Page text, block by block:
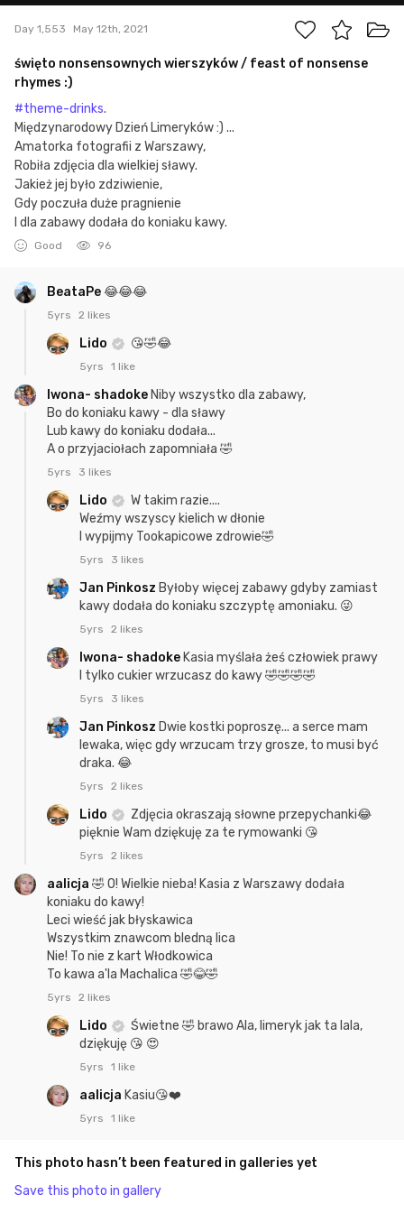
Day 1,553 May 12th, 2021
święto nonsensownych wierszyków / feast of nonsense
rhymes :)
#theme-drinks.
Międzynarodowy Dzień Limeryków :) ...
Amatorka fotografii z Warszawy,
Robiła zdjęcia dla wielkiej sławy.
Jakież jej było zdziwienie,
Gdy poczuła duże pragnienie
I dla zabawy dodała do koniaku kawy.
Good 96
BeataPe😂😂😂
5yrs 2 likes
Lido 😘🤣😂
5yrs 1 like
Iwona- shadoke Niby wszystko dla zabawy,
Bo do koniaku kawy - dla sławy
Lub kawy do koniaku dodała...
A o przyjaciołach zapomniała 🤣
5yrs 3 likes
Lido
W takim razie....
Weźmy wszyscy kielich w dłonie
I wypijmy Tookapicowe zdrowie🤣
5yrs 3 likes
Jan Pinkosz Byłoby więcej zabawy gdyby zamiast
kawy dodała do koniaku szczyptę amoniaku. 😜
5yrs 2 likes
Iwona- shadoke Kasia myślała żeś człowiek prawy
I tylko cukier wrzucasz do kawy 🤣🤣🤣🤣
5yrs 3 likes
Jan Pinkosz Dwie kostki poproszę... a serce mam
lewaka, więc gdy wrzucam trzy grosze, to musi być
draka. 😂
5yrs 2 likes
Lido
Zdjęcia okraszają słowne przepychanki😂
pięknie Wam dziękuję za te rymowanki 😘
5yrs 2 likes
aalicja 🤣 O! Wielkie nieba! Kasia z Warszawy dodała
koniaku do kawy!
Leci wieść jak błyskawica
Wszystkim znawcom bledną lica
Nie! To nie z kart Włodkowica
To kawa a'la Machalica 🤣😂🤣
5yrs 2 likes
Lido
Świetne 🤣 brawo Ala, limeryk jak ta lala,
dziękuję 😘 😍
5yrs 1 like
aalicja Kasiu😘❤️
5yrs 1 like
This photo hasn’t been featured in galleries yet
Save this photo in gallery